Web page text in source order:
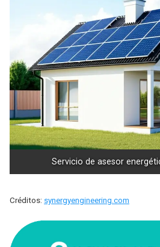
Servicio de asesor
Créditos: synergyengineering.com